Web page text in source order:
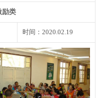
励类
时间：2020.02.19
钟时是你留给他人第一印
要的时刻，同样…